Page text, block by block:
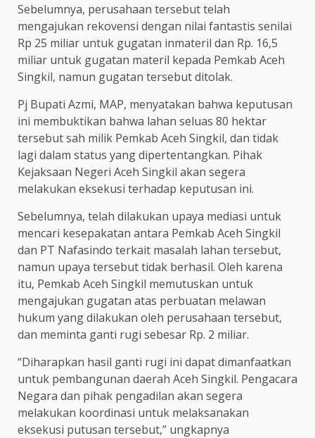
Sebelumnya, perusahaan tersebut telah
mengajukan rekovensi dengan nilai fantastis senilai
Rp 25 miliar untuk gugatan inmateril dan Rp. 16,5
miliar untuk gugatan materil kepada Pemkab Aceh
Singkil, namun gugatan tersebut ditolak.
Pj Bupati Azmi, MAP, menyatakan bahwa keputusan
ini membuktikan bahwa lahan seluas 80 hektar
tersebut sah milik Pemkab Aceh Singkil, dan tidak
lagi dalam status yang dipertentangkan. Pihak
Kejaksaan Negeri Aceh Singkil akan segera
melakukan eksekusi terhadap keputusan ini.
Sebelumnya, telah dilakukan upaya mediasi untuk
mencari kesepakatan antara Pemkab Aceh Singkil
dan PT Nafasindo terkait masalah lahan tersebut,
namun upaya tersebut tidak berhasil. Oleh karena
itu, Pemkab Aceh Singkil memutuskan untuk
mengajukan gugatan atas perbuatan melawan
hukum yang dilakukan oleh perusahaan tersebut,
dan meminta ganti rugi sebesar Rp. 2 miliar.
“Diharapkan hasil ganti rugi ini dapat dimanfaatkan
untuk pembangunan daerah Aceh Singkil. Pengacara
Negara dan pihak pengadilan akan segera
melakukan koordinasi untuk melaksanakan
eksekusi putusan tersebut,” ungkapnya